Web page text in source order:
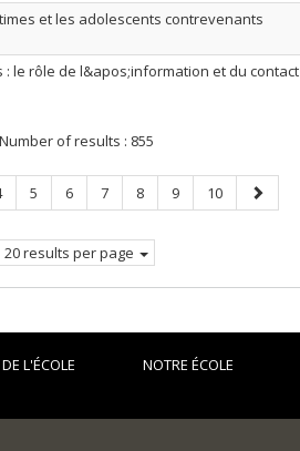
et les adolescents contrevenants
le rôle de l&apos;information et du contact
Number of results : 855
Page
5 Page
6 Page
7 Page
8 Page
9 Page
10
Next
page
20 results per page
L'ÉCOLE NOTRE ÉCOLE